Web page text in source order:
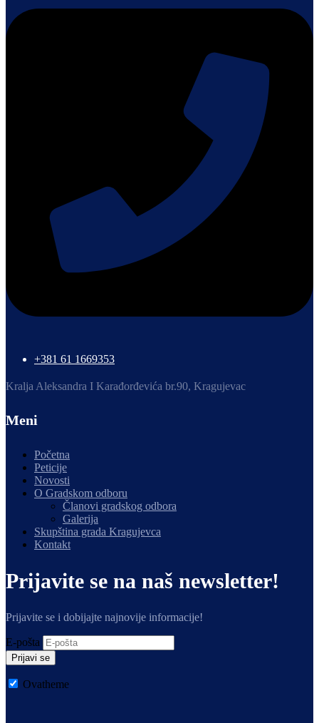
+381 61 1669353
Kralja Aleksandra I Karađorđevića br.90, Kragujevac
Meni
Početna
Peticije
Novosti
O Gradskom odboru
Članovi gradskog odbora
Galerija
Skupština grada Kragujevca
Kontakt
Prijavite se na naš newsletter!
Prijavite se i dobijajte najnovije informacije!
E-pošta
Prijavi se
Ovatheme